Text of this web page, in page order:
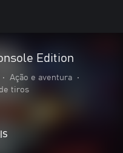
Edition
• Ação e aventura
•
tiros